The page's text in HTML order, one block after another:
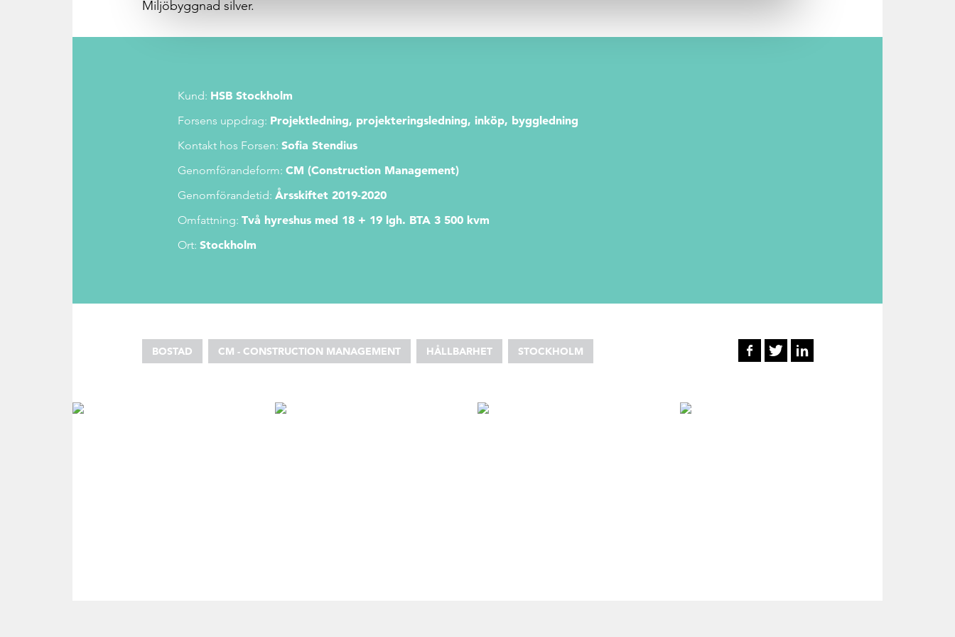
Miljöbyggnad silver.
Kund: HSB Stockholm
Forsens uppdrag: Projektledning, projekteringsledning, inköp, byggledning
Kontakt hos Forsen: Sofia Stendius
Genomförandeform: CM (Construction Management)
Genomförandetid: Årsskiftet 2019-2020
Omfattning: Två hyreshus med 18 + 19 lgh. BTA 3 500 kvm
Ort: Stockholm
BOSTAD CM - CONSTRUCTION MANAGEMENT HÅLLBARHET STOCKHOLM